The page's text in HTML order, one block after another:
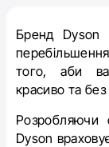
Бренд Dyson
того, аби
красиво та
Розробляючи
Dyson